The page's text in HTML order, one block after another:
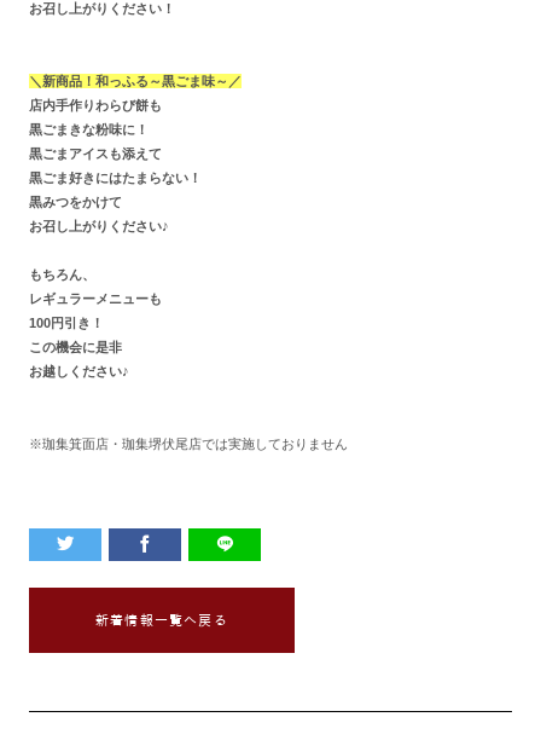
お召し上がりください！
＼新商品！和っふる～黒ごま味～／
店内手作りわらび餅も
黒ごまきな粉味に！
黒ごまアイスも添えて
黒ごま好きにはたまらない！
黒みつをかけて
お召し上がりください♪
もちろん、
レギュラーメニューも
100円引き！
この機会に是非
お越しください♪
※珈集箕面店・珈集堺伏尾店では実施しておりません
新着情報一覧へ戻る